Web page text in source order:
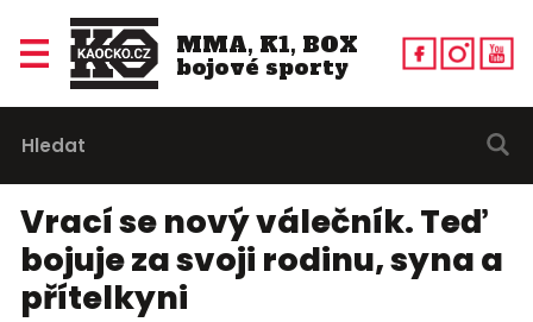
MMA, K1, BOX
bojové sporty
Vrací se nový válečník. Teď
bojuje za svoji rodinu, syna a
přítelkyni